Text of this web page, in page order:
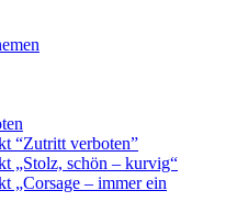
“Zutritt verboten”
„Stolz, schön – kurvig“
„Corsage – immer ein